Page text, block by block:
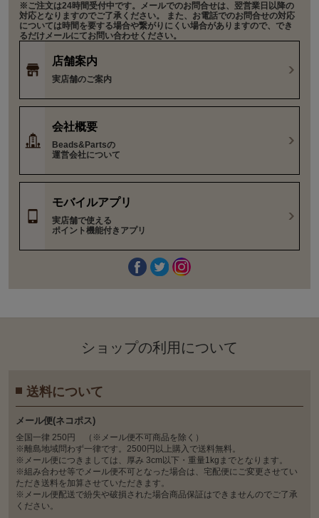
※ご注文は24時間受付中です。メールでのお問合せは、翌営業日以降の
対応となりますのでご了承ください。 また、お電話でのお問合せの対応
については時間を要する場合や繋がりにくい場合がありますので、でき
るだけメールにてお問い合わせください。
店舗案内
実店舗のご案内
会社概要
Beads&Partsの
運営会社について
モバイルアプリ
実店舗で使える
ポイント機能付きアプリ
ショップの利⽤について
送料について
メール便(ネコポス)
全国一律 250円 （※メール便不可商品を除く）
※離島地域問わず一律です。2500円以上購入で送料無料。
※メール便につきましては、厚み 3cm以下・重量1kgまでとなります。
※組み合わせ等でメール便不可となった場合は、宅配便にご変更させてい
ただき送料を加算させていただきます。
※メール便配送で紛失や破損された場合商品保証はできませんのでご了承
ください。